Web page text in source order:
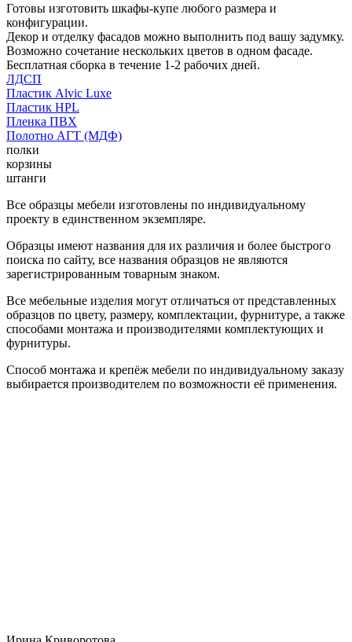
Готовы изготовить шкафы-купе любого размера и
конфигурации.
Декор и отделку фасадов можно выполнить под вашу задумку.
Возможно сочетание нескольких цветов в одном фасаде.
Бесплатная сборка в течение 1-2 рабочих дней.
ЛДСП
Пластик Alvic Luxe
Пластик HPL
Пленка ПВХ
Полотно АГТ (МДФ)
полки
корзины
штанги
Все образцы мебели изготовлены по индивидуальному
проекту в единственном экземпляре.
Образцы имеют названия для их различия и более быстрого
поиска по сайту, все названия образцов не являются
зарегистрированным товарным знаком.
Все мебельные изделия могут отличаться от представленных
образцов по цвету, размеру, комплектации, фурнитуре, а также
способами монтажа и производителями комплектующих и
фурнитуры.
Способ монтажа и крепёж мебели по индивидуальному заказу
выбирается производителем по возможности её применения.